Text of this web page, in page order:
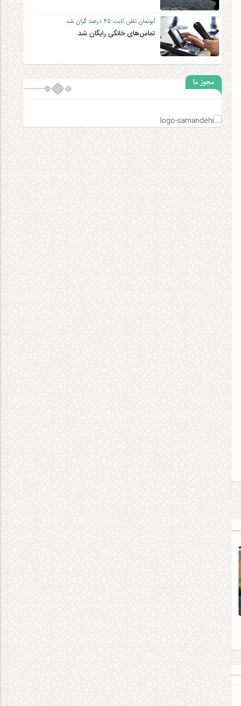
آبونمان تلفن ثابت 45 درصد گران شد
تماس‌های خانگی رایگان شد
مجوز ما